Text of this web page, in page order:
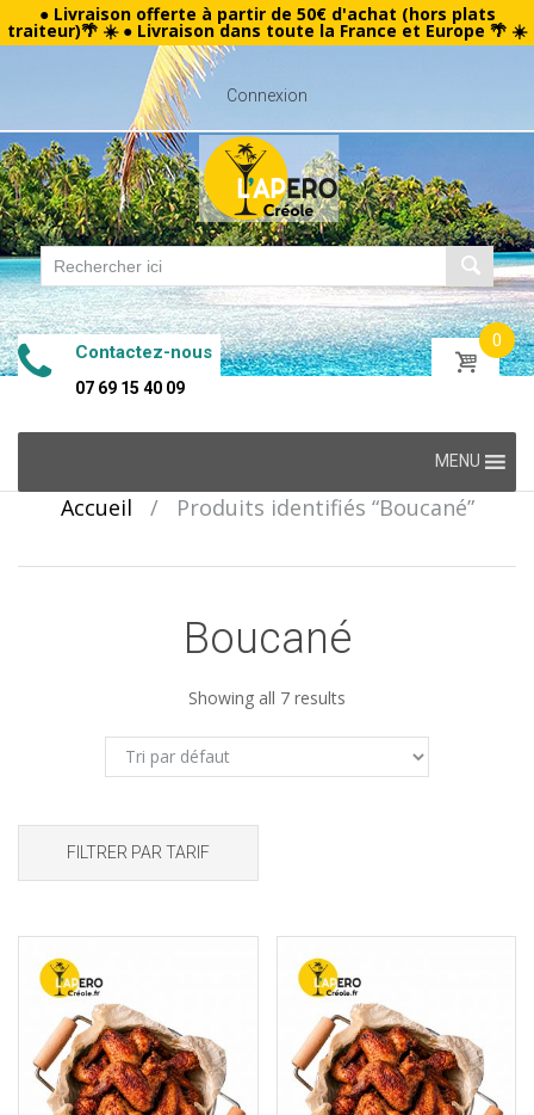
● Livraison offerte à partir de 50€ d'achat (hors plats
traiteur)🌴 ☀️ ● Livraison dans toute la France et Europe 🌴 ☀️
Connexion
Contactez-nous
07 69 15 40 09
0
content
MENU
Accueil / Produits identifiés “Boucané”
Boucané
Showing all 7 results
FILTRER PAR TARIF